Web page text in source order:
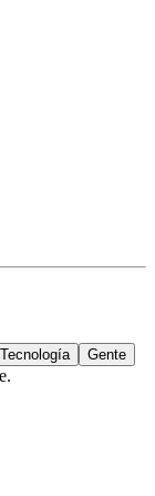
Tecnología Gente
.